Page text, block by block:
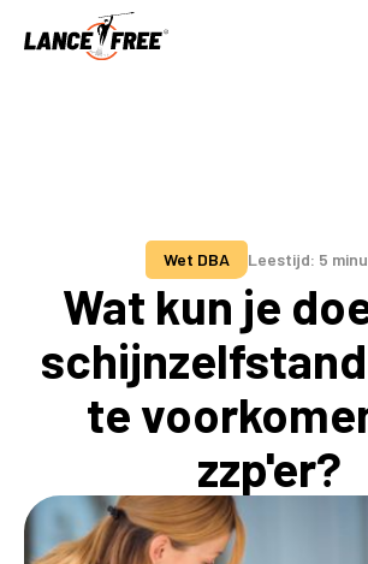
Wet DBA Leestijd: 5
Wat kun je
te
zzp'er?